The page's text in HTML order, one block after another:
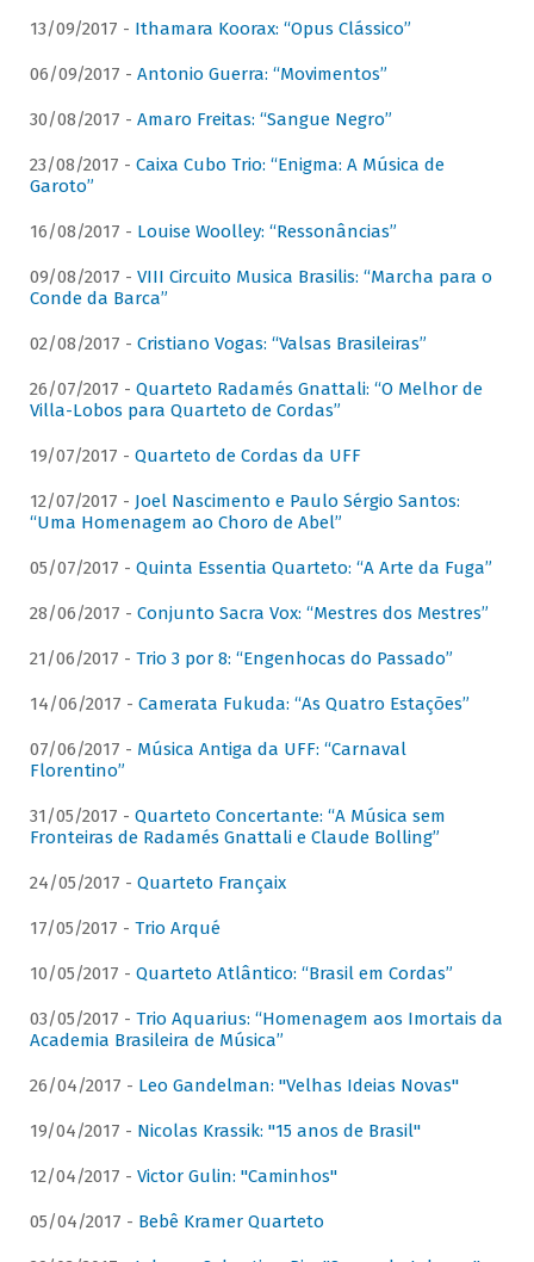
13/09/2017 - Ithamara Koorax: “Opus Clássico”
06/09/2017 - Antonio Guerra: “Movimentos”
30/08/2017 - Amaro Freitas: “Sangue Negro”
23/08/2017 - Caixa Cubo Trio: “Enigma: A Música de
Garoto”
16/08/2017 - Louise Woolley: “Ressonâncias”
09/08/2017 - VIII Circuito Musica Brasilis: “Marcha para o
Conde da Barca”
02/08/2017 - Cristiano Vogas: “Valsas Brasileiras”
26/07/2017 - Quarteto Radamés Gnattali: “O Melhor de
Villa-Lobos para Quarteto de Cordas”
19/07/2017 - Quarteto de Cordas da UFF
12/07/2017 - Joel Nascimento e Paulo Sérgio Santos:
“Uma Homenagem ao Choro de Abel”
05/07/2017 - Quinta Essentia Quarteto: “A Arte da Fuga”
28/06/2017 - Conjunto Sacra Vox: “Mestres dos Mestres”
21/06/2017 - Trio 3 por 8: “Engenhocas do Passado”
14/06/2017 - Camerata Fukuda: “As Quatro Estações”
07/06/2017 - Música Antiga da UFF: “Carnaval
Florentino”
31/05/2017 - Quarteto Concertante: “A Música sem
Fronteiras de Radamés Gnattali e Claude Bolling”
24/05/2017 - Quarteto Françaix
17/05/2017 - Trio Arqué
10/05/2017 - Quarteto Atlântico: “Brasil em Cordas”
03/05/2017 - Trio Aquarius: “Homenagem aos Imortais da
Academia Brasileira de Música”
26/04/2017 - Leo Gandelman: "Velhas Ideias Novas"
19/04/2017 - Nicolas Krassik: "15 anos de Brasil"
12/04/2017 - Victor Gulin: "Caminhos"
05/04/2017 - Bebê Kramer Quarteto